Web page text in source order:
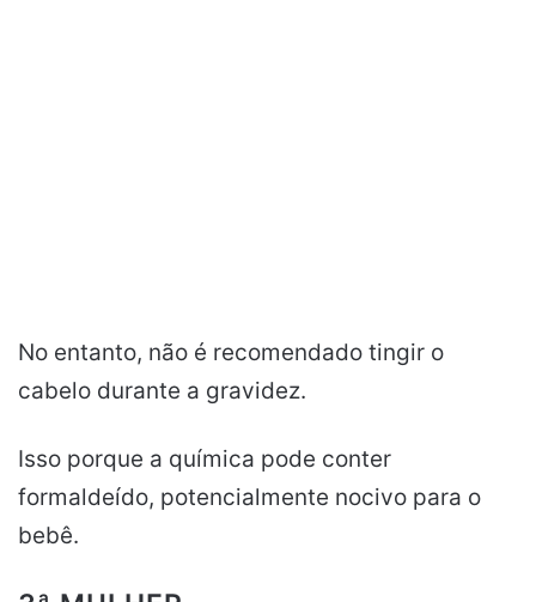
No entanto, não é recomendado tingir o
cabelo durante a gravidez.
Isso porque a química pode conter
formaldeído, potencialmente nocivo para o
bebê.